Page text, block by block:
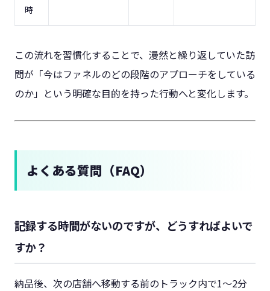
時
この流れを習慣化することで、漫然と繰り返していた訪
問が「今はファネルのどの段階のアプローチをしている
のか」という明確な目的を持った行動へと変化します。
よくある質問（FAQ）
記録する時間がないのですが、どうすればよいで
すか？
納品後、次の店舗へ移動する前のトラック内で1〜2分